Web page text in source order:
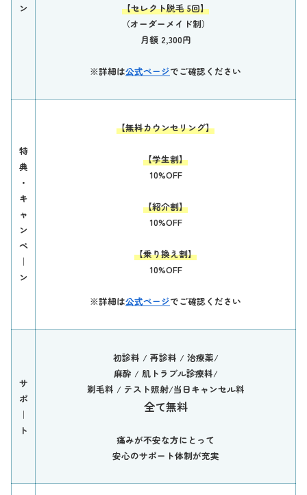
ン
【セレクト脱毛 5回】
（オーダーメイド制）
月額 2,300円
※詳細は公式ページでご確認ください
特
典
・
キ
ャ
ン
ペ
｜
ン
【無料カウンセリング】
【学生割】
10%OFF
【紹介割】
10%OFF
【乗り換え割】
10%OFF
※詳細は公式ページでご確認ください
サ
ポ
｜
ト
初診料 / 再診料 / 治療薬/
麻酔 / 肌トラブル診療料/
剃毛料 / テスト照射/当日キャンセル料
全て無料
痛みが不安な方にとって
安心のサポート体制が充実